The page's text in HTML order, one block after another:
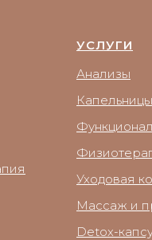
УСЛУГИ
Анализы
Уходовая
Массаж и
Detox-